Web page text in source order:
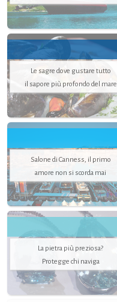
Le sagre dove gustare tutto
il sapore più profondo del mare
Salone di Canness, il primo
amore non si scorda mai
La pietra più preziosa?
Protegge chi naviga